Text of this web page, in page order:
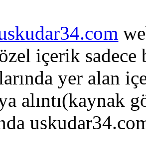
içerik sadece
yer alan
alıntı(kaynak